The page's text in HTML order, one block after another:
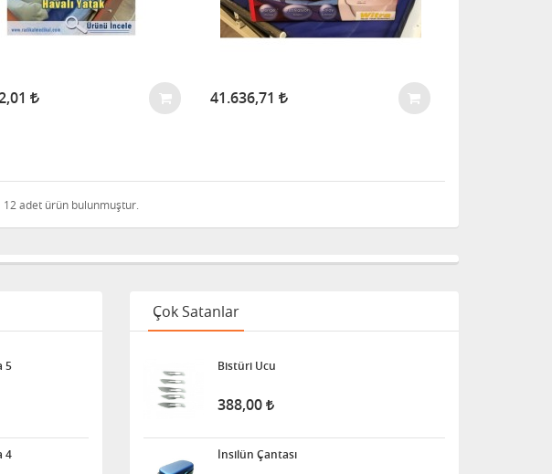
41.636,71
12 adet ürün bulunmuştur.
5
4
Çok Satanlar
Bistüri Ucu
388,00
İnsilün Çantası